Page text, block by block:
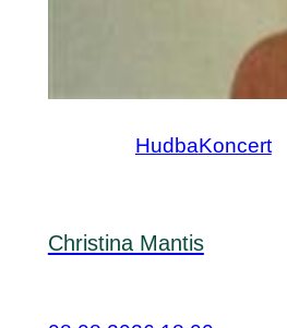
HudbaKoncert
Christina Mantis